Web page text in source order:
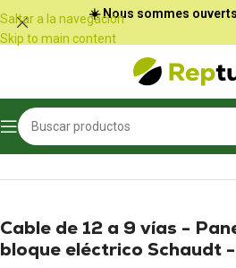
Panel de gestión de cookies
Saltar a la navegación
Skip to main content
☀️ Nous sommes
Inicio/Autocaravanas y furgonetas
Cable de 12 a 9 vías -
bloque eléctrico Schaudt